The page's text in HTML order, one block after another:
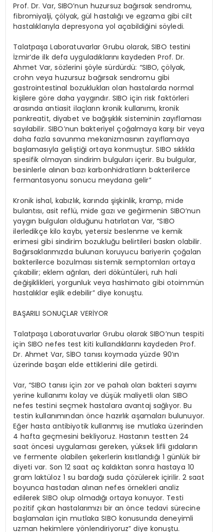
Prof. Dr. Var, SIBO’nun huzursuz bağırsak sendromu,
fibromiyalji, çölyak, gül hastalığı ve egzama gibi cilt
hastalıklarıyla depresyona yol açabildiğini söyledi.
Talatpaşa Laboratuvarlar Grubu olarak, SIBO testini
İzmir’de ilk defa uyguladıklarını kaydeden Prof. Dr.
Ahmet Var, sözlerini şöyle sürdürdü: “SIBO, çölyak,
crohn veya huzursuz bağırsak sendromu gibi
gastrointestinal bozuklukları olan hastalarda normal
kişilere göre daha yaygındır. SIBO için risk faktörleri
arasında antiasit ilaçların kronik kullanımı, kronik
pankreatit, diyabet ve bağışıklık sisteminin zayıflaması
sayılabilir. SIBO’nun bakteriyel çoğalmaya karşı bir veya
daha fazla savunma mekanizmasının zayıflamaya
başlamasıyla geliştiği ortaya konmuştur. SIBO sıklıkla
spesifik olmayan sindirim bulguları içerir. Bu bulgular,
besinlerle alınan bazı karbonhidratların bakterilerce
fermantasyonu sonucu meydana gelir”
Kronik ishal, kabızlık, karında şişkinlik, kramp, mide
bulantısı, asit reflü, mide gazı ve geğirmenin SIBO’nun
yaygın bulguları olduğunu hatırlatan Var, “SIBO
ilerledikçe kilo kaybı, yetersiz beslenme ve kemik
erimesi gibi sindirim bozukluğu belirtileri baskın olabilir.
Bağırsaklarımızda bulunan koruyucu bariyerin çoğalan
bakterilerce bozulması sistemik semptomları ortaya
çıkabilir; eklem ağrıları, deri döküntüleri, ruh hali
değişiklikleri, yorgunluk veya hashimato gibi otoimmün
hastalıklar eşlik edebilir” diye konuştu.
BAŞARILI SONUÇLAR VERİYOR
Talatpaşa Laboratuvarlar Grubu olarak SIBO’nun tespiti
için SIBO nefes test kiti kullandıklarını kaydeden Prof.
Dr. Ahmet Var, SİBO tanısı koymada yüzde 90’ın
üzerinde başarı elde ettiklerini dile getirdi.
Var, “SIBO tanısı için zor ve pahalı olan bakteri sayımı
yerine kullanımı kolay ve düşük maliyetli olan SIBO
nefes testini seçmek hastalara avantaj sağlıyor. Bu
testin kullanımından önce hazırlık aşamaları bulunuyor.
Eğer hasta antibiyotik kullanmış ise mutlaka üzerinden
4 hafta geçmesini bekliyoruz. Hastanın testten 24
saat öncesi uygulaması gereken, yüksek lifli gıdaların
ve fermente olabilen şekerlerin kısıtlandığı 1 günlük bir
diyeti var. Son 12 saat aç kaldıktan sonra hastaya 10
gram laktüloz 1 su bardağı suda çözülerek içirilir. 2 saat
boyunca hastadan alınan nefes örnekleri analiz
edilerek SIBO olup olmadığı ortaya konuyor. Testi
pozitif çıkan hastalarımızı bir an önce tedavi sürecine
başlamaları için mutlaka SIBO konusunda deneyimli
uzman hekimlere yönlendiriyoruz” diye konuştu.